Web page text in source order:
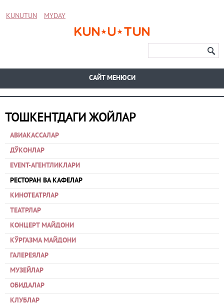
KUNUTUN MYDAY
CАЙТ МЕНЮСИ
ТОШКЕНТДАГИ ЖОЙЛАР
АВИАКАССАЛАР
ДЎКОНЛАР
EVENT-АГЕНТЛИКЛАРИ
РЕСТОРАН ВА КАФЕЛАР
КИНОТЕАТРЛАР
ТЕАТРЛАР
КОНЦЕРТ МАЙДОНИ
КЎРГАЗМА МАЙДОНИ
ГАЛЕРЕЯЛАР
МУЗЕЙЛАР
ОБИДАЛАР
КЛУБЛАР